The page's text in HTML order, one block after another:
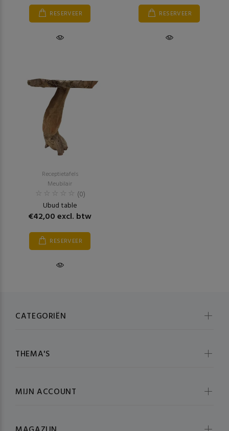
RESERVEER RESERVEER
Receptietafels
Meubilair
(0)
Ubud table
€42,00 excl. btw
RESERVEER
CATEGORIËN
THEMA'S
MIJN ACCOUNT